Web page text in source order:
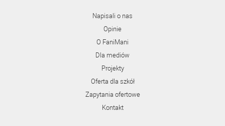
Napisali o nas
Opinie
O FaniMani
Dla mediów
Projekty
Oferta dla szkół
Zapytania ofertowe
Kontakt